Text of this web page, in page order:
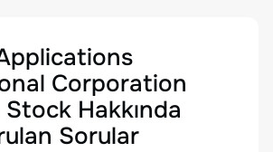
Corporation
Stock Hakkında
Sorular